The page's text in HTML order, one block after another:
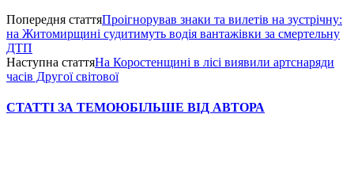
Попередня статтяПроігнорував знаки та вилетів на зустрічну:
на Житомирщині судитимуть водія вантажівки за смертельну
ДТП
Наступна статтяНа Коростенщині в лісі виявили артснаряди
часів Другої світової
СТАТТІ ЗА ТЕМОЮБІЛЬШЕ ВІД АВТОРА